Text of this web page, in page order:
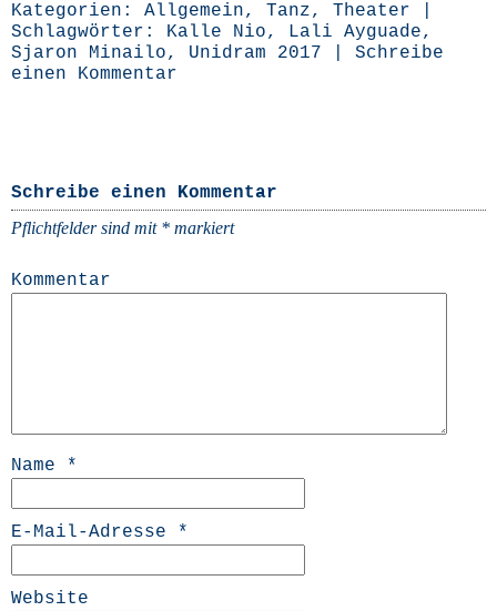
Kategorien: Allgemein, Tanz, Theater
Schlagwörter: Kalle Nio, Lali Ayguade,
Sjaron Minailo, Unidram 2017
Schreibe
einen Kommentar
Schreibe einen Kommentar
Pflichtfelder sind mit * markiert
Kommentar
Name *
E-Mail-Adresse *
Website